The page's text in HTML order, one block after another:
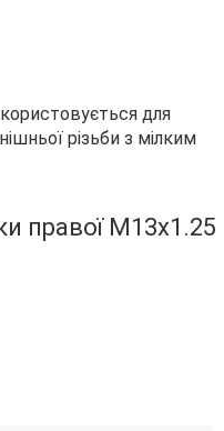
для
різьби з мілким
правої М13х1.25